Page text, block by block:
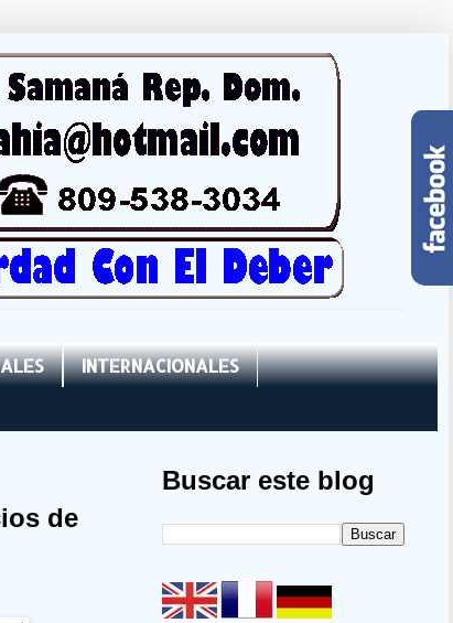
INTERNACIONALES
de
Buscar este blog